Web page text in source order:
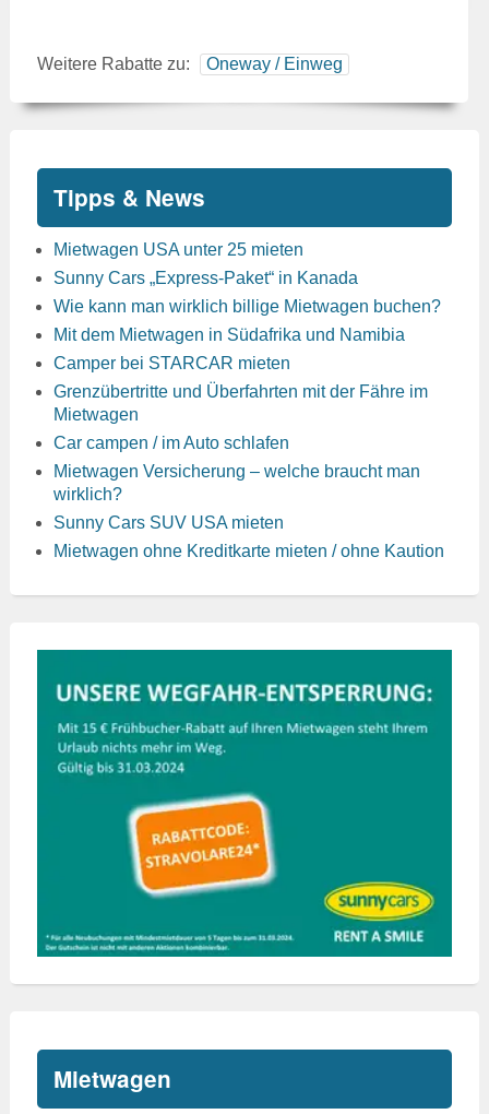
Weitere Rabatte zu: Oneway / Einweg
Tipps & News
Mietwagen USA unter 25 mieten
Sunny Cars „Express-Paket“ in Kanada
Wie kann man wirklich billige Mietwagen buchen?
Mit dem Mietwagen in Südafrika und Namibia
Camper bei STARCAR mieten
Grenzübertritte und Überfahrten mit der Fähre im
Mietwagen
Car campen / im Auto schlafen
Mietwagen Versicherung – welche braucht man
wirklich?
Sunny Cars SUV USA mieten
Mietwagen ohne Kreditkarte mieten / ohne Kaution
Mietwagen